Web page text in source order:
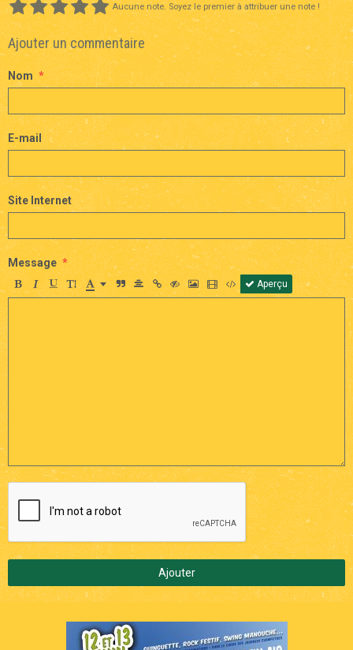
Aucune note. Soyez le premier à attribuer une note !
Ajouter un commentaire
Nom
E-mail
Site Internet
Message
Aperçu
Ajouter